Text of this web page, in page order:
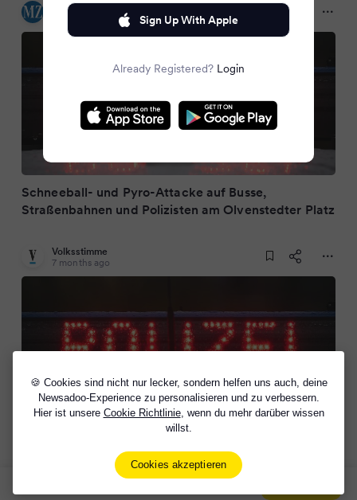
🍪 Cookies sind nicht nur lecker, sondern helfen uns auch, deine
Newsadoo-Experience zu personalisieren und zu verbessern.
Hier ist unsere Cookie Richtlinie, wenn du mehr darüber wissen
willst.
Cookies akzeptieren
Mitteldeutsche Zeitung
Schneeball- und Pyro-Attacke auf Busse,
Straßenbahnen und Polizisten am Olvenstedter Platz
Volksstimme
7 months ago
Schneeball- und Pyro-Attacke auf Busse,
Straßenbahnen und Polizisten am Olvenstedter Platz
Sign Up With Apple
Already Registered? Login